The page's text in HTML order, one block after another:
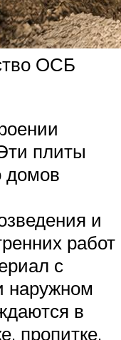
ОСБ
плиты
домов
и
работ
с
наружном
в
пропитке,